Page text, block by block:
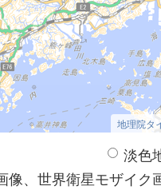
地理院タ
淡色
像、世界衛星モザイク